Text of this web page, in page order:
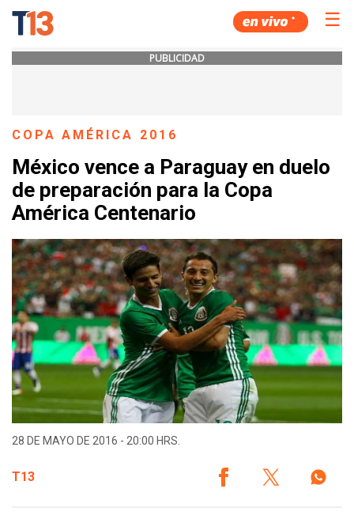
☰
PUBLICIDAD
COPA AMÉRICA 2016
México vence a Paraguay en duelo
de preparación para la Copa
América Centenario
28 DE MAYO DE 2016 - 20:00 HRS.
T13